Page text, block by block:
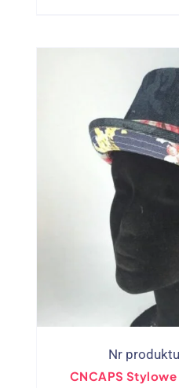
Nr
CNCAPS